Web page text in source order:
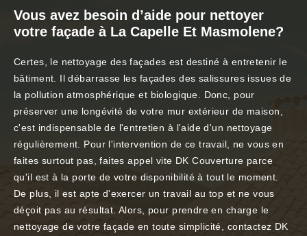
Vous avez besoin d’aide pour nettoyer
votre façade à La Capelle Et Masmolene?
Certes, le nettoyage des façades est destiné à entretenir le
bâtiment. Il débarrasse les façades des salissures issues de
la pollution atmosphérique et biologique. Donc, pour
préserver une longévité de votre mur extérieur de maison,
c'est indispensable de l'entretien à l'aide d'un nettoyage
régulièrement. Pour l'intervention de ce travail, ne vous en
faites surtout pas, faites appel vite DK Couverture parce
qu'il est à la porte de votre disponibilité à tout le moment.
De plus, il est apte d'exercer un travail au top et ne vous
déçoit pas au résultat. Alors, pour prendre en charge le
nettoyage de votre façade en toute simplicité, contactez DK